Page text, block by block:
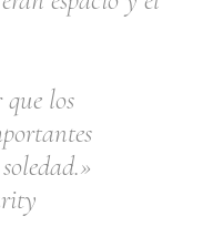
los